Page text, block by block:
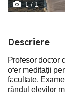
1/ 1
Descriere
Profesor doctor
ofer meditații
facultate,
rândul elevilor